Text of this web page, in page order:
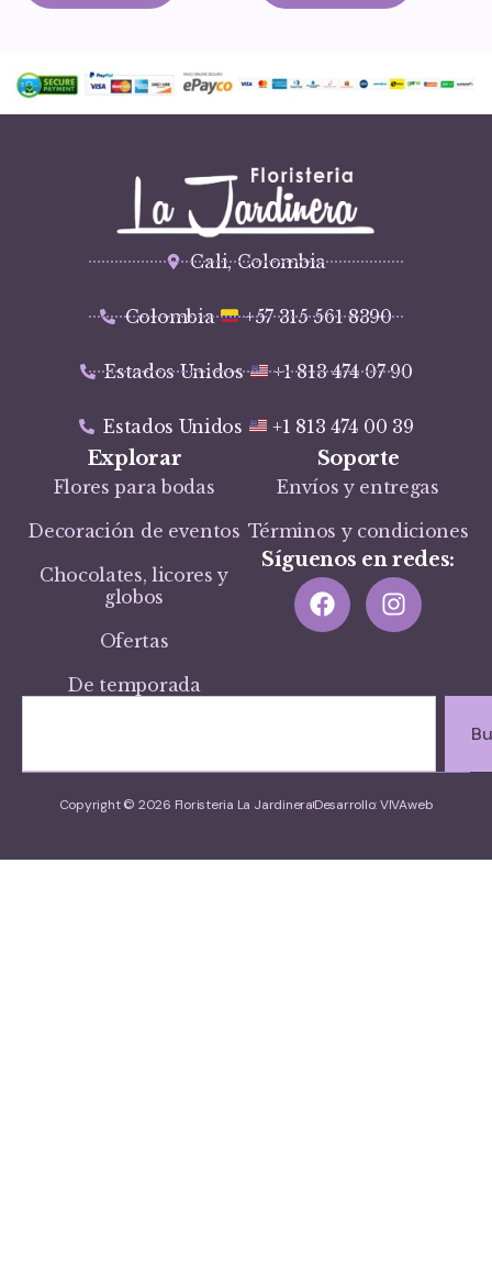
Cali, Colombia
Colombia +57 315 561 8390
Estados Unidos +1 813 474 07 90
Estados Unidos +1 813 474 00 39
Explorar
Flores para bodas
Decoración de eventos
Chocolates, licores y
globos
Ofertas
De temporada
Soporte
Envíos y entregas
Términos y condiciones
Síguenos en redes:
Copyright © 2026 Floristeria La JardineraDesarrollo: VIVAweb